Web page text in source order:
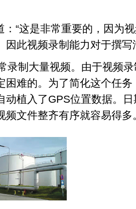
：“这是非常重要的，因为
因此视频录制能力对于撰
录制大量视频。由于视频
困难的。为了简化这个任
动植入了GPS位置数据。
频文件整齐有序就容易得